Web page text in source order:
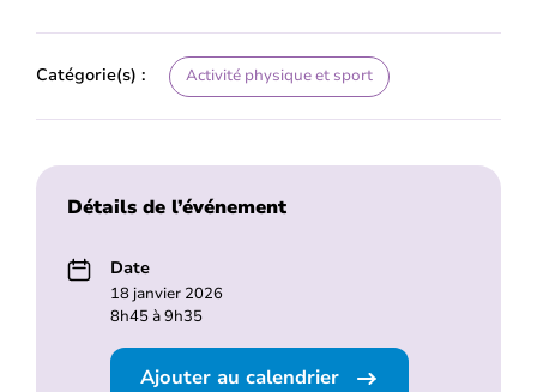
Catégorie(s) : Activité physique et sport
Détails de l’événement
Date
18 janvier 2026
8h45 à 9h35
Ajouter au calendrier